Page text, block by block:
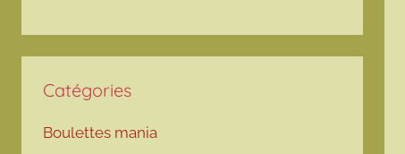
Catégories
Boulettes mania